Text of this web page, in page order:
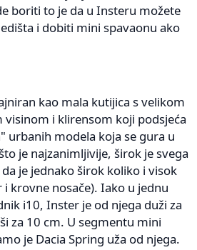
boriti to je da u Insteru možete
i dobiti mini spavaonu ako
kao mala kutijica s velikom
visinom i klirensom koji podsjeća
urbanih modela koja se gura u
je najzanimljivije, širok je svega
je jednako širok koliko i visok
krovne nosače). Iako u jednu
i10, Inster je od njega duži za
za 10 cm. U segmentu mini
je Dacia Spring uža od njega.